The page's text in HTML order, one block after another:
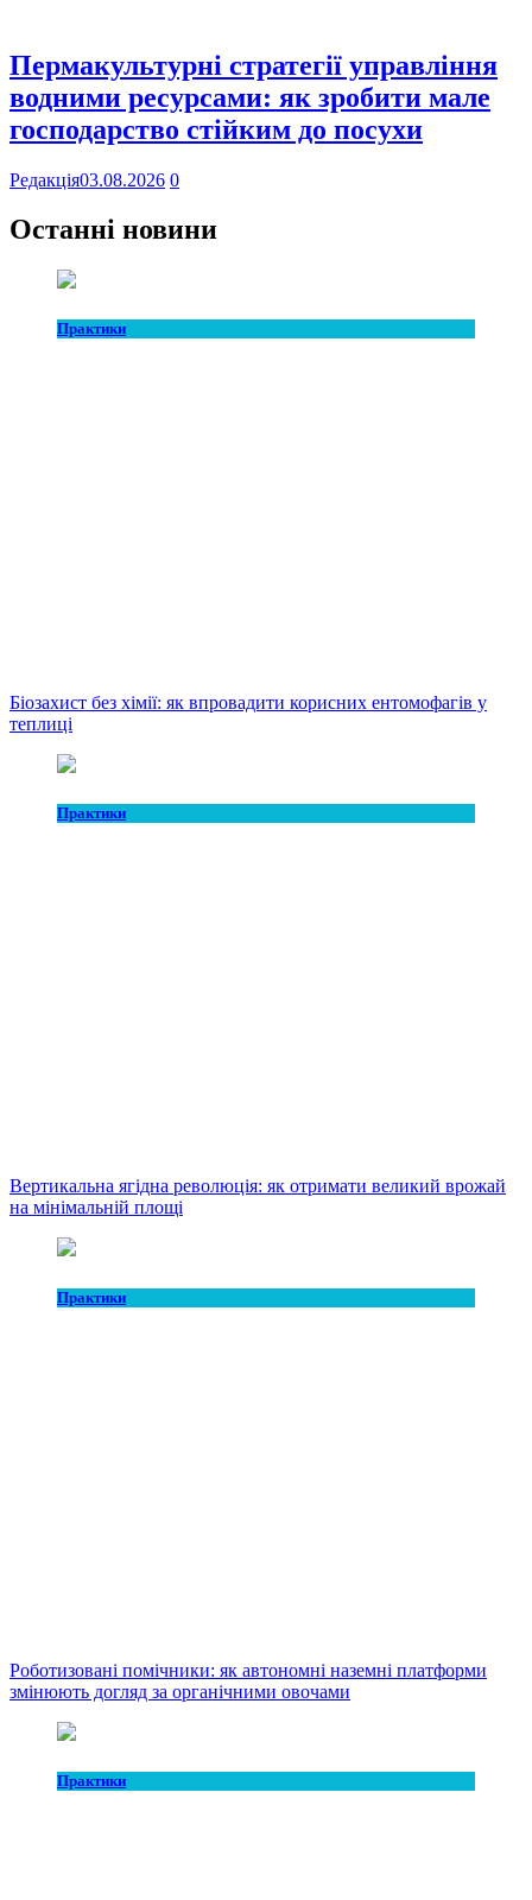
Пермакультурні стратегії управління
водними ресурсами: як зробити мале
господарство стійким до посухи
Редакція03.08.2026 0
Останні новини
Практики
Біозахист без хімії: як впровадити корисних ентомофагів у
теплиці
Практики
Вертикальна ягідна революція: як отримати великий врожай
на мінімальній площі
Практики
Роботизовані помічники: як автономні наземні платформи
змінюють догляд за органічними овочами
Практики